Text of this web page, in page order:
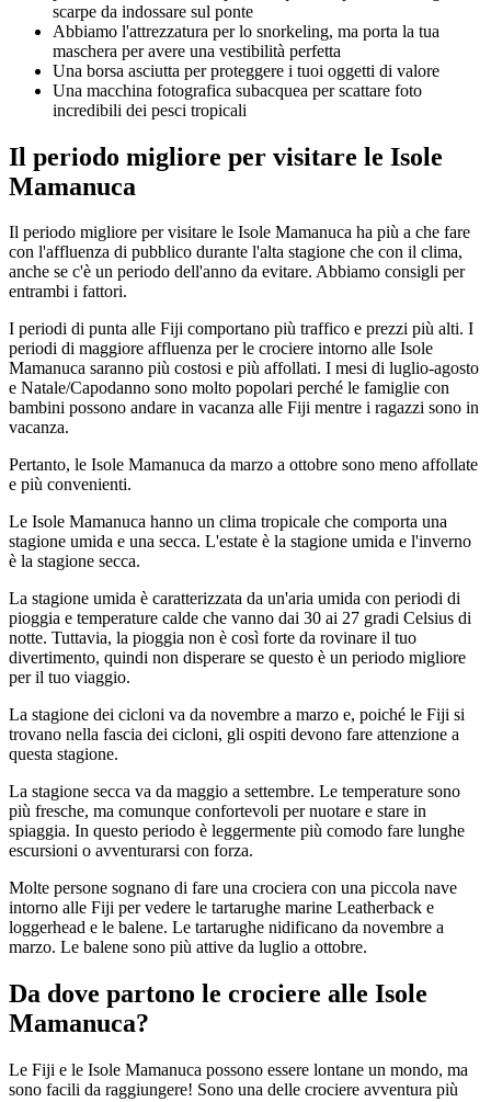
scarpe da indossare sul ponte
Abbiamo l'attrezzatura per lo snorkeling, ma porta la tua
maschera per avere una vestibilità perfetta
Una borsa asciutta per proteggere i tuoi oggetti di valore
Una macchina fotografica subacquea per scattare foto
incredibili dei pesci tropicali
Il periodo migliore per visitare le Isole
Mamanuca
Il periodo migliore per visitare le Isole Mamanuca ha più a che fare
con l'affluenza di pubblico durante l'alta stagione che con il clima,
anche se c'è un periodo dell'anno da evitare. Abbiamo consigli per
entrambi i fattori.
I periodi di punta alle Fiji comportano più traffico e prezzi più alti. I
periodi di maggiore affluenza per le crociere intorno alle Isole
Mamanuca saranno più costosi e più affollati. I mesi di luglio-agosto
e Natale/Capodanno sono molto popolari perché le famiglie con
bambini possono andare in vacanza alle Fiji mentre i ragazzi sono in
vacanza.
Pertanto, le Isole Mamanuca da marzo a ottobre sono meno affollate
e più convenienti.
Le Isole Mamanuca hanno un clima tropicale che comporta una
stagione umida e una secca. L'estate è la stagione umida e l'inverno
è la stagione secca.
La stagione umida è caratterizzata da un'aria umida con periodi di
pioggia e temperature calde che vanno dai 30 ai 27 gradi Celsius di
notte. Tuttavia, la pioggia non è così forte da rovinare il tuo
divertimento, quindi non disperare se questo è un periodo migliore
per il tuo viaggio.
La stagione dei cicloni va da novembre a marzo e, poiché le Fiji si
trovano nella fascia dei cicloni, gli ospiti devono fare attenzione a
questa stagione.
La stagione secca va da maggio a settembre. Le temperature sono
più fresche, ma comunque confortevoli per nuotare e stare in
spiaggia. In questo periodo è leggermente più comodo fare lunghe
escursioni o avventurarsi con forza.
Molte persone sognano di fare una crociera con una piccola nave
intorno alle Fiji per vedere le tartarughe marine Leatherback e
loggerhead e le balene. Le tartarughe nidificano da novembre a
marzo. Le balene sono più attive da luglio a ottobre.
Da dove partono le crociere alle Isole
Mamanuca?
Le Fiji e le Isole Mamanuca possono essere lontane un mondo, ma
sono facili da raggiungere! Sono una delle crociere avventura più